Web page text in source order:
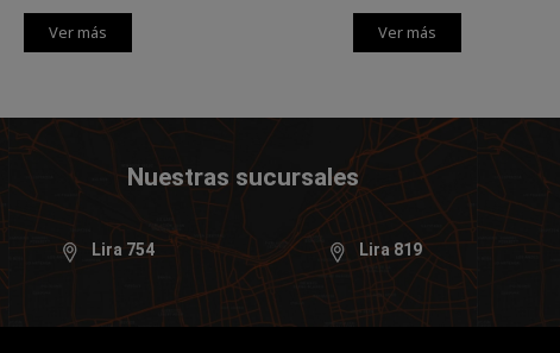
Ver más Ver más
Nuestras sucursales
Lira 754 Lira 819